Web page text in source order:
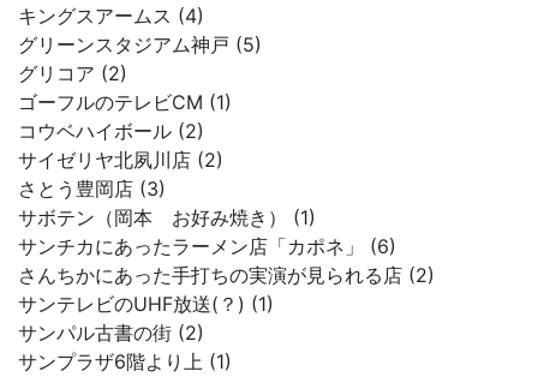
キングスアームス (4)
グリーンスタジアム神戸 (5)
グリコア (2)
ゴーフルのテレビCM (1)
コウベハイボール (2)
サイゼリヤ北夙川店 (2)
さとう豊岡店 (3)
サボテン（岡本 お好み焼き） (1)
サンチカにあったラーメン店「カポネ」 (6)
さんちかにあった手打ちの実演が見られる店 (2)
サンテレビのUHF放送(？) (1)
サンパル古書の街 (2)
サンプラザ6階より上 (1)